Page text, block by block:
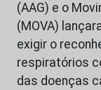
(AAG) e o
(MOVA)
exigir o
respiratórios
das doenças